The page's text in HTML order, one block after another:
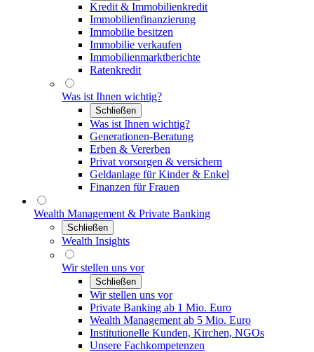
Kredit & Immobilienkredit
Immobilienfinanzierung
Immobilie besitzen
Immobilie verkaufen
Immobilienmarktberichte
Ratenkredit
Was ist Ihnen wichtig?
Schließen
Was ist Ihnen wichtig?
Generationen-Beratung
Erben & Vererben
Privat vorsorgen & versichern
Geldanlage für Kinder & Enkel
Finanzen für Frauen
Wealth Management & Private Banking
Schließen
Wealth Insights
Wir stellen uns vor
Schließen
Wir stellen uns vor
Private Banking ab 1 Mio. Euro
Wealth Management ab 5 Mio. Euro
Institutionelle Kunden, Kirchen, NGOs
Unsere Fachkompetenzen